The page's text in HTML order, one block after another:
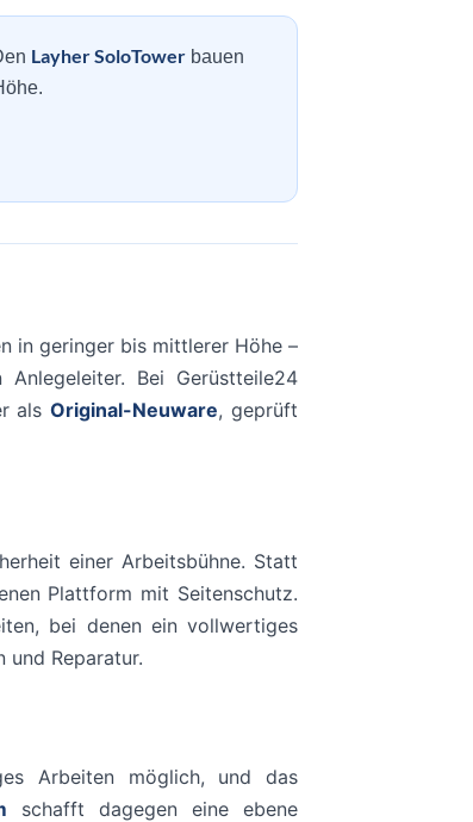
Layher SoloTower bauen
in geringer bis mittlerer Höhe –
Bei Gerüstteile24
alsOriginal-Neuware, geprüft
einer Arbeitsbühne. Statt
Plattform mit Seitenschutz.
bei denen ein vollwertiges
und Reparatur.
Arbeiten möglich, und das
schafft dagegen eine ebene